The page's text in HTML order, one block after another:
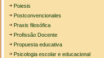
Poiesis
Postconvencionales
Praxis filosófica
Profissão Docente
Propuesta educativa
Psicologia escolar e educacional